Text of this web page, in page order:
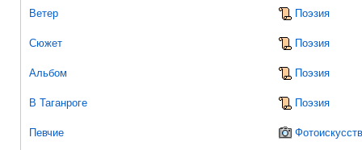
Ветер Поэзия
Сюжет Поэзия
Альбом Поэзия
В Таганроге Поэзия
Певчие